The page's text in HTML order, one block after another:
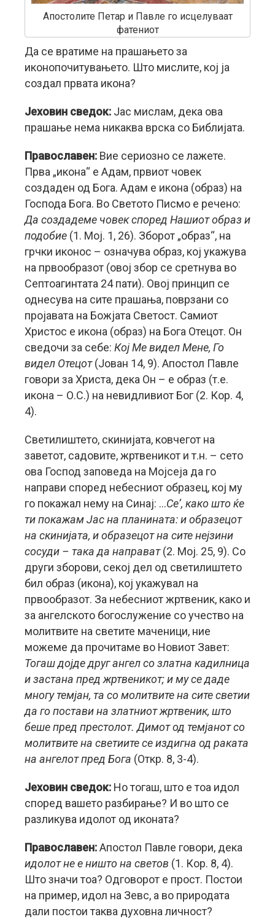
Апостолите Петар и Павле го исцелуваат
фатениот
Да се вратиме на прашањето за
иконопочитувањето. Што мислите, кој ја
создал првата икона?
Јеховин сведок: Јас мислам, дека ова
прашање нема никаква врска со Библијата.
Православен: Вие сериозно се лажете.
Прва „икона“ е Адам, првиот човек
создаден од Бога. Адам е икона (образ) на
Господа Бога. Во Светото Писмо е речено:
Да создадеме човек според Нашиот образ и
подобие (1. Moj. 1, 26). Зборот „образ“, на
грчки иконос – означува образ, кој укажува
на првообразот (овој збор се сретнува во
Септoагинтата 24 пати). Овој принцип се
однесува на сите прашања, поврзани со
пројавата на Божјата Светост. Самиот
Христос е икона (образ) на Бога Отецот. Он
сведочи за себе: Кој Ме видел Мене, Го
видел Отецот(Јован 14, 9). Апостол Павле
говори за Христа, дека Он – е образ (т.е.
икона – О.С.) на невидливиот Бог (2. Кор. 4,
4).
Светилиштето, скинијата, ковчегот на
заветот, садовите, жртвеникот и т.н. – сето
ова Господ заповеда на Мојсеја да го
направи според небесниот образец, кој му
го покажал нему на Синај: …Се’, како што ќе
ти покажам Јас на планината: и образецот
на скинијата, и образецот на сите нејзини
сосуди – така да направат(2. Мој. 25, 9). Со
други зборови, секој дел од светилиштето
бил образ (икона), кој укажувал на
првообразот. За небесниот жртвеник, како и
за ангелското богослужение со учество на
молитвите на светите маченици, ние
можеме да прочитаме во Новиот Завет:
Тогаш дојде друг ангел со златна кадилница
и застана пред жртвеникот; и му се даде
многу темјан, та со молитвите на сите светии
да го постави на златниот жртвеник, што
беше пред престолот. Димот од темјанот со
молитвите на светиите се издигна од раката
на ангелот пред Бога (Откр. 8, 3-4).
Јеховин сведок: Но тогаш, што е тоа идол
според вашето разбирање? И во што се
разликува идолот од иконата?
Православен:Апостол Павле говори, дека
идолот не е ништо на светов (1. Кор. 8, 4).
Што значи тоа? Одговорот е прост. Постои
на пример, идол на Зевс, а во природата
дали постои таква духовна личност?